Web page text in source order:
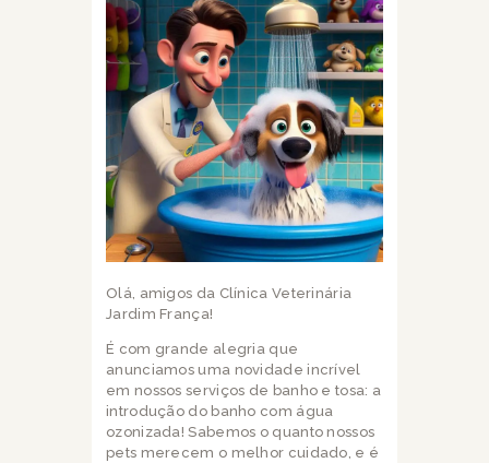
Olá, amigos da Clínica Veterinária
Jardim França!
É com grande alegria que
anunciamos uma novidade incrível
em nossos serviços de banho e tosa: a
introdução do banho com água
ozonizada! Sabemos o quanto nossos
pets merecem o melhor cuidado, e é